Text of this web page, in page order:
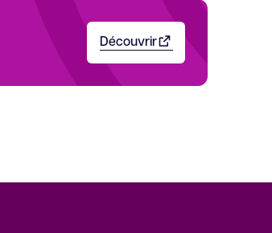
DécouvrirOuvrir dans un nouvel